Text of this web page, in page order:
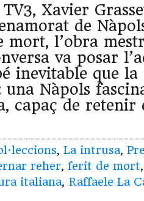
Xavier
de
mort, l’obra
va posar
inevitable que la
una Nàpols
capaç de retenir
, La intrusa,
reher, ferit de mort
italiana, Raffaele La